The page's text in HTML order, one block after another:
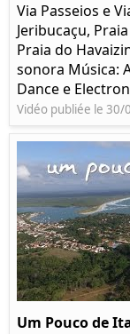
Via Passeios e
Jeribucaçu,
Praia do
sonora Música:
Dance e
Vidéo publiée le 30/
Um Pouco de